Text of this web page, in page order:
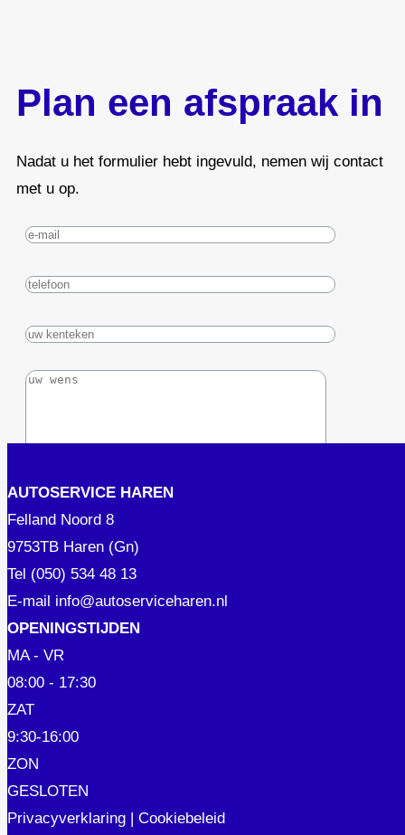
Plan een afspraak in
Nadat u het formulier hebt ingevuld, nemen wij contact
met u op.
AUTOSERVICE HAREN
Felland Noord 8
9753TB Haren (Gn)
Tel (050) 534 48 13
E-mail info@autoserviceharen.nl
OPENINGSTIJDEN
MA - VR
08:00 - 17:30
ZAT
9:30-16:00
ZON
GESLOTEN
Privacyverklaring | Cookiebeleid